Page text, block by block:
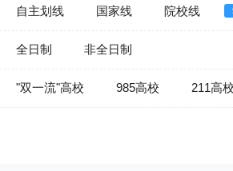
自主划线 国家线 院校线
全日制 非全日制
"双一流"高校 985高校 211高